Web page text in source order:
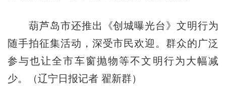
葫芦岛市还推出《创城曝光台》文明行为
随手拍征集活动，深受市民欢迎。群众的广泛
参与也让全市车窗抛物等不文明行为大幅减
少。（辽宁日报记者 翟新群）